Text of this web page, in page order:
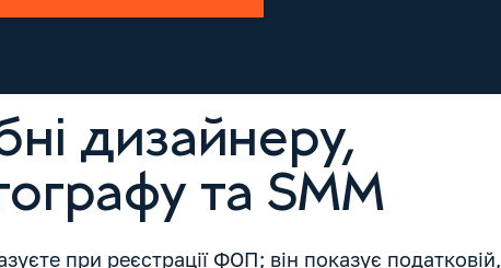
дизайнеру,
та SMM
при реєстрації ФОП; він показує податковій,